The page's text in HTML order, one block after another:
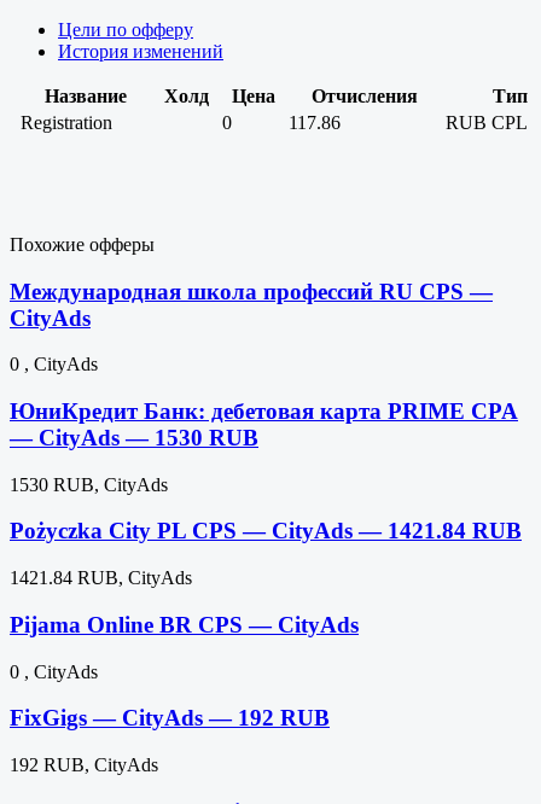
Цели по офферу
История изменений
Название Холд Цена Отчисления
Тип
Registration
0 117.86 RUB CPL
Похожие офферы
Международная школа профессий RU CPS —
CityAds
0 , CityAds
ЮниКредит Банк: дебетовая карта PRIME CPA
— CityAds — 1530 RUB
1530 RUB, CityAds
Pożyczka City PL CPS — CityAds — 1421.84 RUB
1421.84 RUB, CityAds
Pijama Online BR CPS — CityAds
0 , CityAds
FixGigs — CityAds — 192 RUB
192 RUB, CityAds